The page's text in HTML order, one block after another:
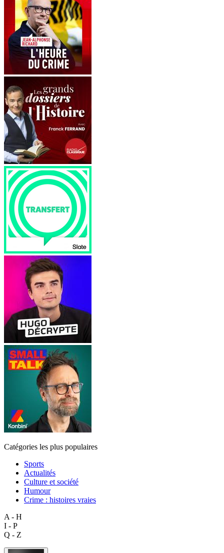
Catégories les plus populaires
Sports
Actualités
Culture et société
Humour
Crime : histoires vraies
A - H
I - P
Q - Z